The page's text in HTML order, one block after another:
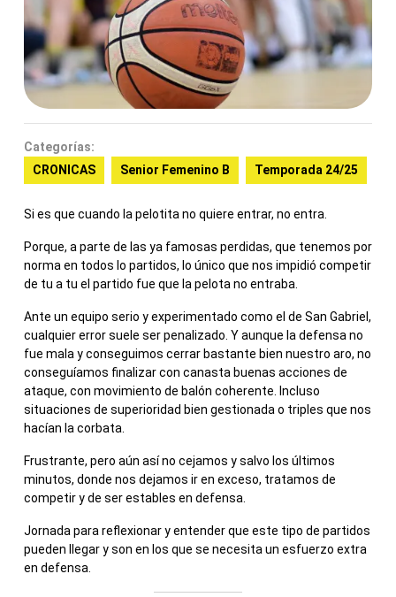
Categorías:
CRONICAS
Senior Femenino B Temporada 24/25
Si es que cuando la pelotita no quiere entrar, no entra.
Porque, a parte de las ya famosas perdidas, que tenemos por
norma en todos lo partidos, lo único que nos impidió competir
de tu a tu el partido fue que la pelota no entraba.
Ante un equipo serio y experimentado como el de San Gabriel,
cualquier error suele ser penalizado. Y aunque la defensa no
fue mala y conseguimos cerrar bastante bien nuestro aro, no
conseguíamos finalizar con canasta buenas acciones de
ataque, con movimiento de balón coherente. Incluso
situaciones de superioridad bien gestionada o triples que nos
hacían la corbata.
Frustrante, pero aún así no cejamos y salvo los últimos
minutos, donde nos dejamos ir en exceso, tratamos de
competir y de ser estables en defensa.
Jornada para reflexionar y entender que este tipo de partidos
pueden llegar y son en los que se necesita un esfuerzo extra
en defensa.